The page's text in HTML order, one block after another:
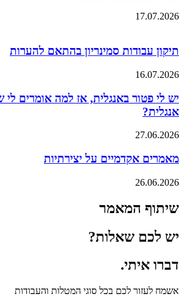
17.07.2026
תיקון עבודות סמינריון בהתאם להערות
16.07.2026
יש לי פטור באנגלית, אז למה אומרים לי
אנגלית?
27.06.2026
מאמרים אקדמיים על יצירתיות
26.06.2026
שיתוף המאמר
יש לכם שאלות?
דברו איתי.
אשמח לעזור לכם בכל סוגי המטלות והעבודות